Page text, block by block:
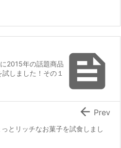

2015年の話題商品
試しました！その１
とリッチなお菓子を試食しまし
 Prev